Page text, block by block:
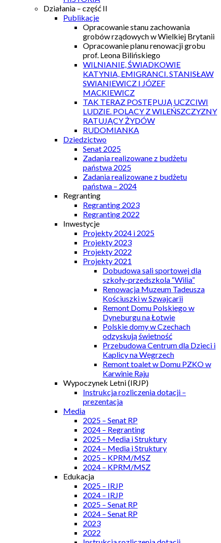
Działania – część II
Publikacje
Opracowanie stanu zachowania
grobów rządowych w Wielkiej Brytanii
Opracowanie planu renowacji grobu
prof. Leona Bilińskiego
WILNIANIE, ŚWIADKOWIE
KATYNIA, EMIGRANCI. STANISŁAW
SWIANIEWICZ I JÓZEF
MACKIEWICZ
TAK TERAZ POSTĘPUJĄ UCZCIWI
LUDZIE. POLACY Z WILEŃSZCZYZNY
RATUJĄCY ŻYDÓW
RUDOMIANKA
Dziedzictwo
Senat 2025
Zadania realizowane z budżetu
państwa 2025
Zadania realizowane z budżetu
państwa – 2024
Regranting
Regranting 2023
Regranting 2022
Inwestycje
Projekty 2024 i 2025
Projekty 2023
Projekty 2022
Projekty 2021
Dobudowa sali sportowej dla
szkoły-przedszkola “Wilia”
Renowacja Muzeum Tadeusza
Kościuszki w Szwajcarii
Remont Domu Polskiego w
Dyneburgu na Łotwie
Polskie domy w Czechach
odzyskują świetność
Przebudowa Centrum dla Dzieci i
Kaplicy na Węgrzech
Remont toalet w Domu PZKO w
Karwinie Raju
Wypoczynek Letni (IRJP)
Instrukcja rozliczenia dotacji –
prezentacja
Media
2025 – Senat RP
2024 – Regranting
2025 – Media i Struktury
2024 – Media i Struktury
2025 – KPRM/MSZ
2024 – KPRM/MSZ
Edukacja
2025 – IRJP
2024 – IRJP
2025 – Senat RP
2024 – Senat RP
2023
2022